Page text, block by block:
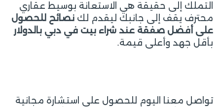
التملك إلى حقيقة هي الاستعانة بوسيط عقاري
محترف يقف إلى جانبك ليقدم لك نصائح للحصول
على أفضل صفقة عند شراء بيت في دبي بالدولار
بأقل جهد وأعلى قيمة.
تواصل معنا اليوم للحصول على استشارة مجانية